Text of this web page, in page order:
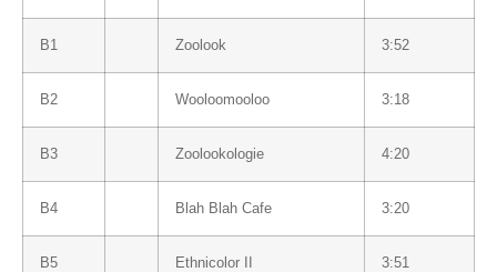
B1 Zoolook 3:52
B2 Wooloomooloo 3:18
B3 Zoolookologie 4:20
B4 Blah Blah Cafe 3:20
B5 Ethnicolor II 3:51